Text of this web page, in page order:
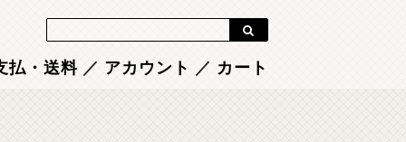
払・送料 ／ アカウント ／ カート